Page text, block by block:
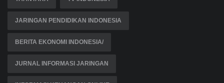
JARINGAN PENDIDIKAN INDONESIA
BERITA EKONOMI INDONESIA/
JURNAL INFORMASI JARINGAN